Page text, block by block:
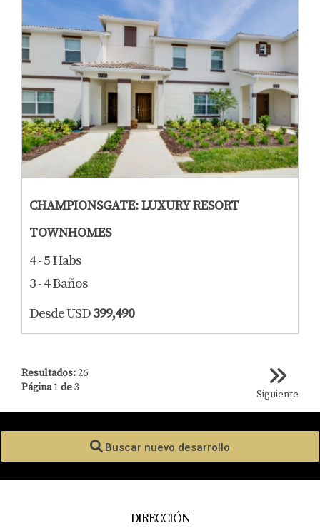
CHAMPIONSGATE: LUXURY RESORT
TOWNHOMES
4 - 5 Habs
3 - 4 Baños
Desde USD399,490
Siguiente
Resultados:26
Página1 de3
Buscar nuevo desarrollo
DIRECCIÓN